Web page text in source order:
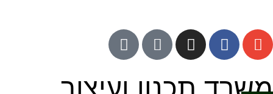
משרד תכנון ועיצוב